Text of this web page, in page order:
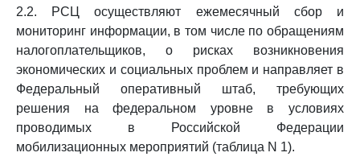
2.2. РСЦ осуществляют ежемесячный сбор и
мониторинг информации, в том числе по обращениям
налогоплательщиков, о рисках возникновения
экономических и социальных проблем и направляет в
Федеральный оперативный штаб, требующих
решения на федеральном уровне в условиях
проводимых в Российской Федерации
мобилизационных мероприятий (таблица N 1).